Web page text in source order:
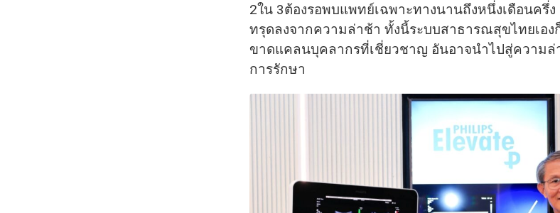
2ใน 3ต้องรอพบแพทย์เฉพาะทางนานถึงหนึ่งเดือนครึ่ง
ทรุดลงจากความล่าช้า ทั้งนี้ระบบสาธารณสุขไทยเอ
ขาดแคลนบุคลากรที่เชี่ยวชาญ อันอาจนำไปสู่ความล่
การรักษา